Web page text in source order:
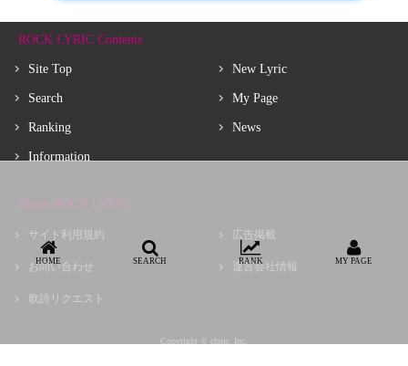
ROCK LYRIC Contents
Site Top
Search
Ranking
Information
New Lyric
My Page
News
About ROCK LYRIC
サイト利用規約
お問い合わせ
歌詩リクエスト
広告掲載
運営会社情報
Copyright © choir, Inc.
HOME SEARCH RANK MY PAGE